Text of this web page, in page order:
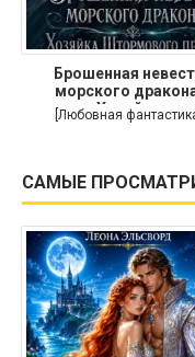
Брошенная
морского
Хозяйка
[Любовная
САМЫЕ